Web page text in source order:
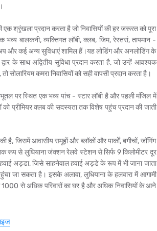
श्रृंखला प्रदान करता है जो निवासियों की हर जरूरत को पूरा
बालकनी, व्यक्तिगत लॉबी, क्लब, जिम, रेस्तरां, तापमान -
और कई अन्य सुविधाएं शामिल हैं।यह लोडिंग और अनलोडिंग के
के साथ अद्वितीय सुविधा प्रदान करता है, जो उन्हें आवश्यक
कमरा निवासियों को सही वापसी प्रदान करता है।
पर स्थित एक भव्य पांच - स्टार लॉबी है और पहली मंजिल में
को प्रीमियर क्लब की सदस्यता तक विशेष पहुंच प्रदान की जाती
जिसमें आवासीय समूहों और ब्लॉकों और पार्कों, बगीचों, जॉगिंग
रूप से लुधियाना जंक्शन रेलवे स्टेशन से सिर्फ 9 किलोमीटर दूर
अड्डा, जिसे साहनेवाल हवाई अड्डे के रूप में भी जाना जाता
जा सकता है। इसके अलावा, लुधियाना के हलवारा में आगामी
1000 से अधिक परिवारों का घर है और अधिक निवासियों के आने